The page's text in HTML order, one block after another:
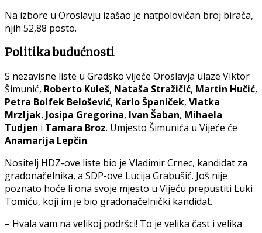
Na izbore u Oroslavju izašao je natpolovičan broj birača,
njih 52,88 posto.
Politika budućnosti
S nezavisne liste u Gradsko vijeće Oroslavja ulaze Viktor
Šimunić, Roberto Kuleš, Nataša Stražičić, Martin Hučić,
Petra Bolfek Belošević, Karlo Španiček, Vlatka
Mrzljak, Josipa Gregorina, Ivan Šaban, Mihaela
Tudjen i Tamara Broz. Umjesto Šimunića u Vijeće će
Anamarija Lepčin.
Nositelj HDZ-ove liste bio je Vladimir Crnec, kandidat za
gradonačelnika, a SDP-ove Lucija Grabušić. Još nije
poznato hoće li ona svoje mjesto u Vijeću prepustiti Luki
Tomiću, koji im je bio gradonačelnički kandidat.
– Hvala vam na velikoj podršci! To je velika čast i velika